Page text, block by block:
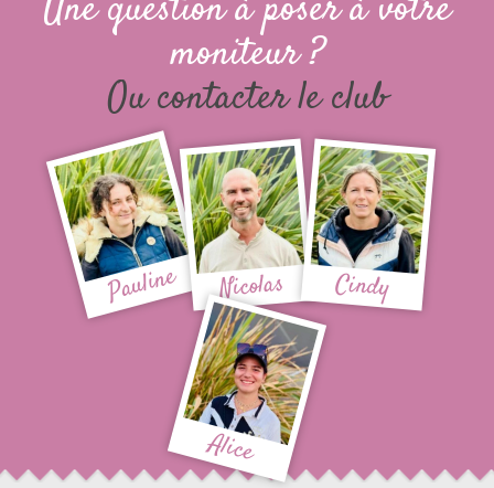
Une question à poser à votre
moniteur ?
Ou contacter le club
Pauline Nicolas Cindy
Alice